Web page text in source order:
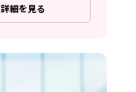
詳細を見る